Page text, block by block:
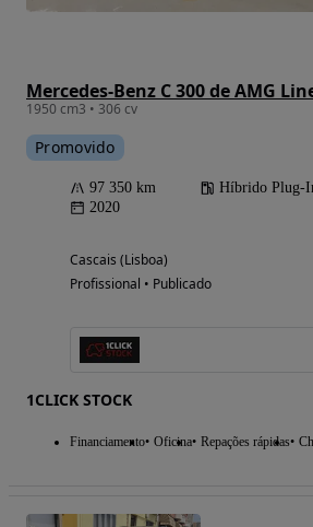
Mercedes-Benz C 300 de AMG
1950 cm3 • 306 cv
Promovido
97 350 km Híbrido Plug-
2020
Cascais (Lisboa)
Profissional • Publicado
1CLICK STOCK
Financiamento Oficina Repações rápidas